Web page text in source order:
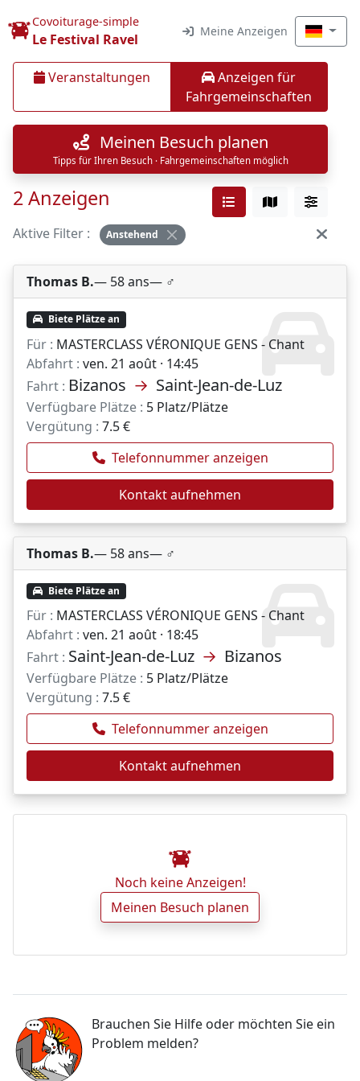
Covoiturage-simple
Le Festival Ravel Meine Anzeigen
Veranstaltungen
Anzeigen für
Fahrgemeinschaften
Meinen Besuch planen
Tipps für Ihren Besuch · Fahrgemeinschaften möglich
2 Anzeigen
Aktive Filter : Anstehend
Thomas B.— 58 ans— ♂️
Biete Plätze an
Für : MASTERCLASS VÉRONIQUE GENS - Chant
Abfahrt : ven. 21 août · 14:45
Fahrt : Bizanos → Saint-Jean-de-Luz
Verfügbare Plätze : 5 Platz/Plätze
Vergütung : 7.5 €
Telefonnummer anzeigen
Kontakt aufnehmen
Thomas B.— 58 ans— ♂️
Biete Plätze an
Für : MASTERCLASS VÉRONIQUE GENS - Chant
Abfahrt : ven. 21 août · 18:45
Fahrt : Saint-Jean-de-Luz → Bizanos
Verfügbare Plätze : 5 Platz/Plätze
Vergütung : 7.5 €
Telefonnummer anzeigen
Kontakt aufnehmen
Noch keine Anzeigen!
Meinen Besuch planen
Brauchen Sie Hilfe oder möchten Sie ein
Problem melden?